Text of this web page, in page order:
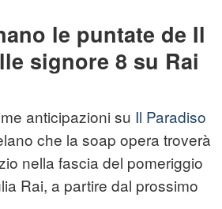
le puntate de Il
signore 8 su Rai
anticipazioni su Il Paradiso
che la soap opera troverà
nella fascia del pomeriggio
Rai, a partire dal prossimo